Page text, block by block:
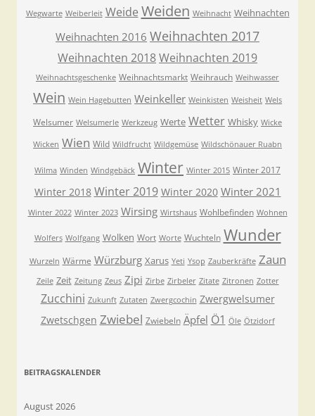
Wegwarte Weiberleit Weide Weiden Weihnacht Weihnachten
Weihnachten 2016 Weihnachten 2017
Weihnachten 2018Weihnachten 2019
Weihnachtsgeschenke Weihnachtsmarkt Weihrauch Weihwasser
Wein Wein Hagebutten Weinkeller Weinkisten Weisheit Wels
Welsumer Welsumerle Werkzeug Werte Wetter Whisky Wicke
Wicken Wien Wild Wildfrucht Wildgemüse Wildschönauer Ruabn
Wilma Winden Windgebäck Winter Winter 2015 Winter 2017
Winter 2018 Winter 2019 Winter 2020 Winter 2021
Winter 2022 Winter 2023 Wirsing Wirtshaus Wohlbefinden Wohnen
Wolfers Wolfgang Wolken Wort Worte Wuchteln Wunder
Wurzeln Wärme Würzburg Xarus Yeti Ysop Zauberkräfte Zaun
Zeile Zeit Zeitung Zeus Zipi Zirbe Zirbeler Zitate Zitronen Zotter
Zucchini Zukunft Zutaten Zwergcochin Zwergwelsumer
Zwetschgen Zwiebel Zwiebeln Äpfel Ö1 Öle Ötzidorf
BEITRAGSKALENDER
August 2026